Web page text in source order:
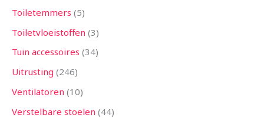
Toiletemmers 5
Toiletvloeistoffen 3
Tuin accessoires 34
Uitrusting 246
Ventilatoren 10
Verstelbare stoelen 44